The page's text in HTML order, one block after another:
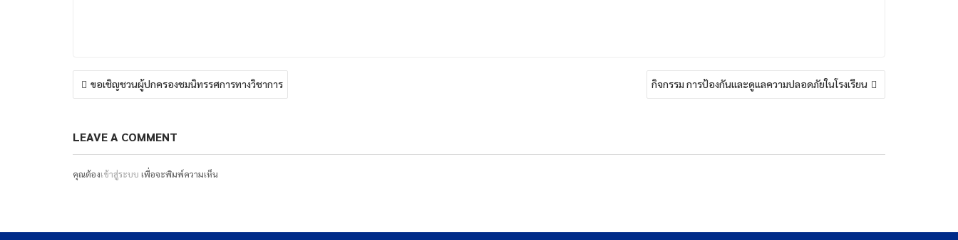
แนะแนว
เรื่องขอเชิญชวนผู้ปกครองชมนิทรรศการทางวิชาการ กิจกรรม การป้องกันและดูแลความปลอดภัยในโรงเรียน
LEAVE A COMMENT
คุณต้องเข้าสู่ระบบ เพื่อจะพิมพ์ความเห็น